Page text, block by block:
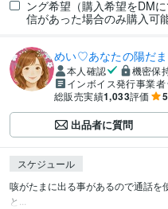
ング希望（購入希望をDM
信があった場合のみ購入可
めい♡あなたの陽だ
本人確認
機密保
インボイス発行事業者
総販売実績1,033評価
出品者に質問
スケジュール
咳がたまに出る事があるので通話を
と...